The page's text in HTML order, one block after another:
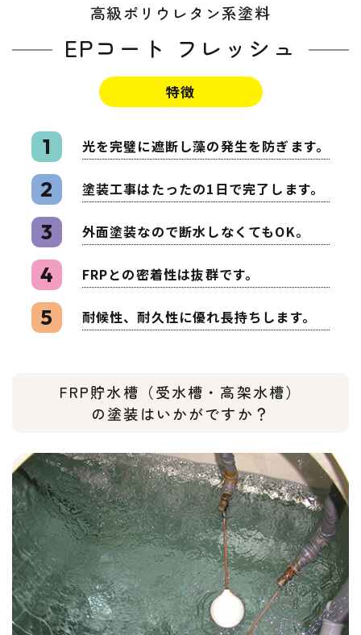
高級ポリウレタン系塗料
EPコート フレッシュ
特徴
1 光を完璧に遮断し藻の発生を防ぎます。
2 塗装工事はたったの1日で完了します。
3 外面塗装なので断水しなくてもOK。
4 FRPとの密着性は抜群です。
5 耐候性、耐久性に優れ長持ちします。
FRP貯水槽（受水槽・高架水槽）
​​​​​​​の塗装は​​​​​​​いかがですか？​​​​​​​